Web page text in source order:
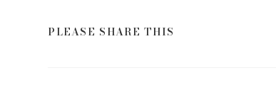
PLEASE SHARE THIS